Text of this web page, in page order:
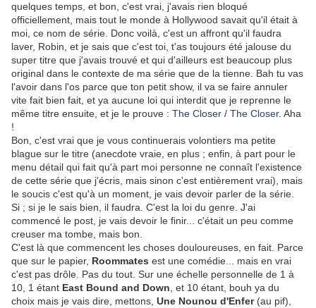
quelques temps, et bon, c'est vrai, j'avais rien bloqué
officiellement, mais tout le monde à Hollywood savait qu'il était à
moi, ce nom de série. Donc voilà, c'est un affront qu'il faudra
laver, Robin, et je sais que c'est toi, t'as toujours été jalouse du
super titre que j'avais trouvé et qui d'ailleurs est beaucoup plus
original dans le contexte de ma série que de la tienne. Bah tu vas
l'avoir dans l'os parce que ton petit show, il va se faire annuler
vite fait bien fait, et ya aucune loi qui interdit que je reprenne le
même titre ensuite, et je le prouve : The Closer / The Closer. Aha
!
Bon, c'est vrai que je vous continuerais volontiers ma petite
blague sur le titre (anecdote vraie, en plus ; enfin, à part pour le
menu détail qui fait qu'à part moi personne ne connaît l'existence
de cette série que j'écris, mais sinon c'est entièrement vrai), mais
le soucis c'est qu'à un moment, je vais devoir parler de la série.
Si ; si je le sais bien, il faudra. C'est la loi du genre. J'ai
commencé le post, je vais devoir le finir... c'était un peu comme
creuser ma tombe, mais bon.
C'est là que commencent les choses douloureuses, en fait. Parce
que sur le papier, Roommates est une comédie... mais en vrai
c'est pas drôle. Pas du tout. Sur une échelle personnelle de 1 à
10, 1 étant East Bound and Down , et 10 étant, bouh ya du
choix mais je vais dire, mettons, Une Nounou d'Enfer(au pif),